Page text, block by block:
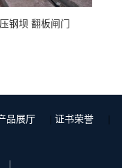
钢坝 翻板闸门
品展厅 证书荣誉